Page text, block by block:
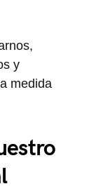
y
medida